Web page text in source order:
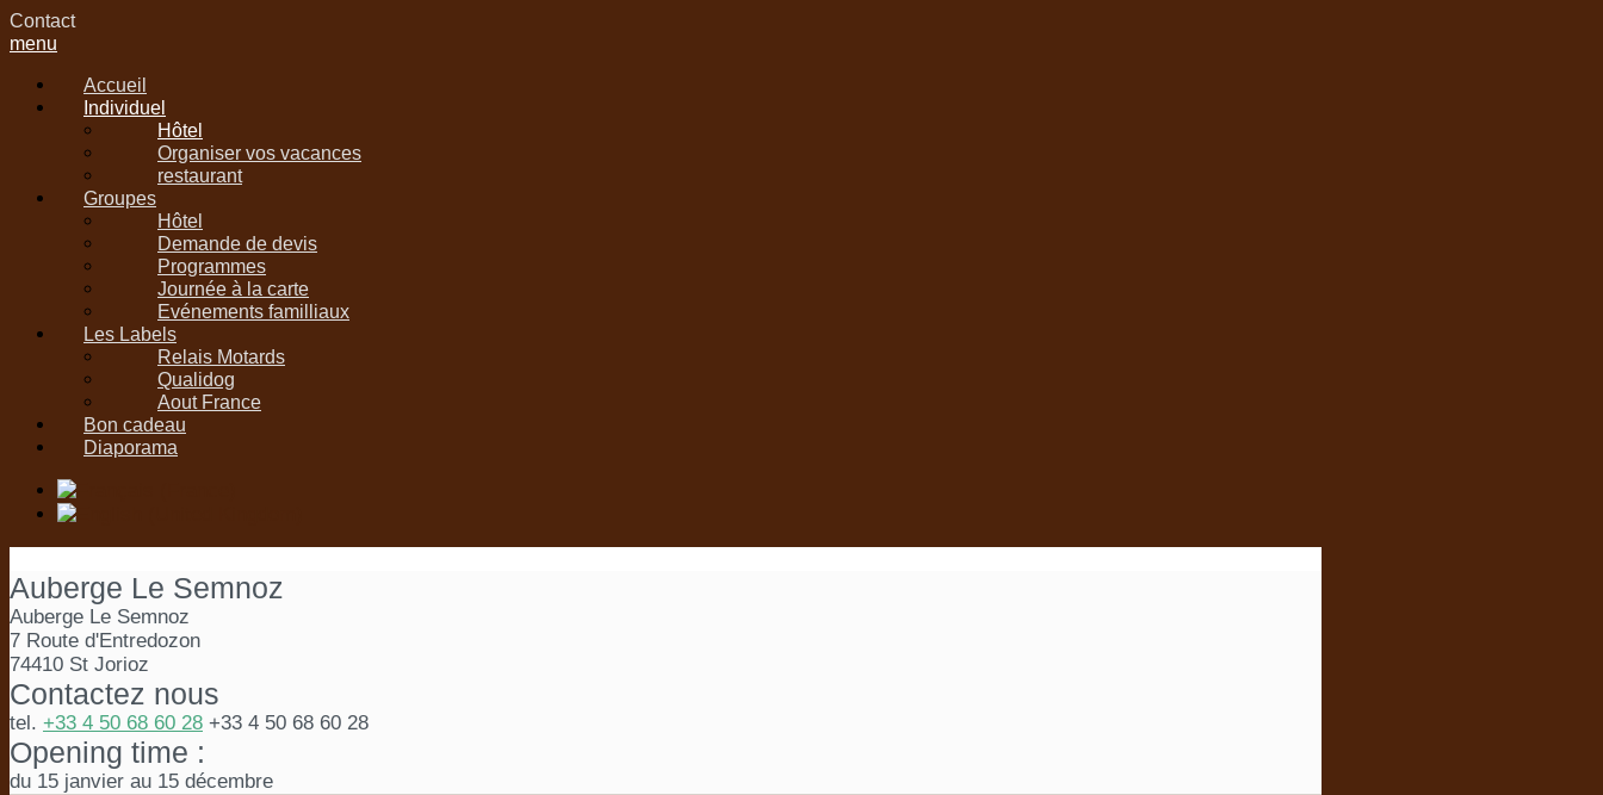
Contact
menu
Accueil
Individuel
Hôtel
Organiser vos vacances
restaurant
Groupes
Hôtel
Demande de devis
Programmes
Journée à la carte
Evénements familliaux
Les Labels
Relais Motards
Qualidog
Aout France
Bon cadeau
Diaporama
Auberge Le Semnoz
Auberge Le Semnoz
7 Route d'Entredozon
74410 St Jorioz
Contactez nous
tel. +33 4 50 68 60 28 +33 4 50 68 60 28
Opening time :
du 15 janvier au 15 décembre